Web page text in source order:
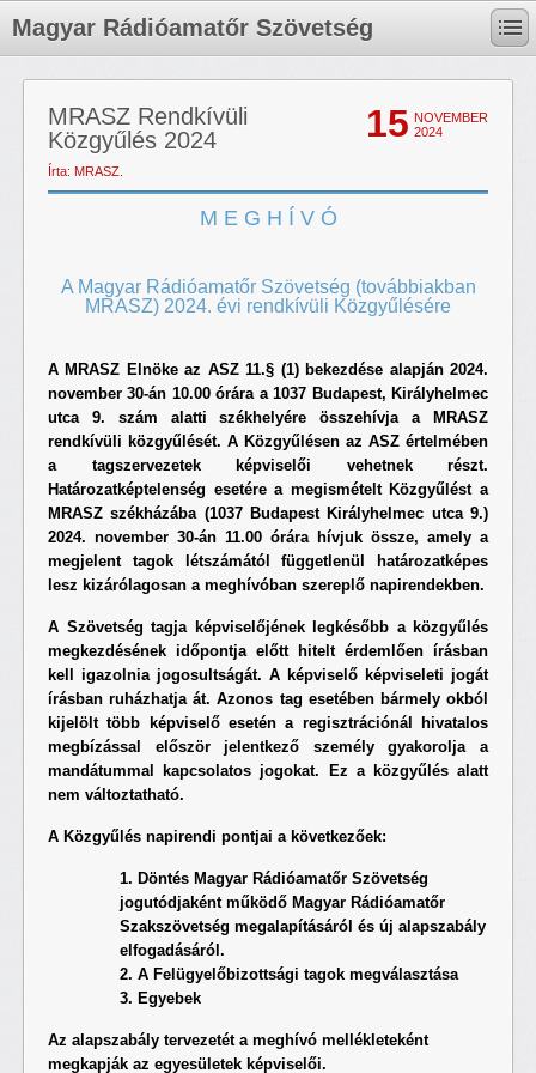
Magyar Rádióamatőr Szövetség
15 NOVEMBER
2024
MRASZ Rendkívüli
Közgyűlés 2024
Írta: MRASZ.
M E G H Í V Ó
A Magyar Rádióamatőr Szövetség (továbbiakban
MRASZ) 2024. évi rendkívüli Közgyűlésére
A MRASZ Elnöke az ASZ 11.§ (1) bekezdése alapján 2024.
november 30-án 10.00 órára a 1037 Budapest, Királyhelmec
utca 9. szám alatti székhelyére összehívja a MRASZ
rendkívüli közgyűlését. A Közgyűlésen az ASZ értelmében
a tagszervezetek képviselői vehetnek részt.
Határozatképtelenség esetére a megismételt Közgyűlést a
MRASZ székházába (1037 Budapest Királyhelmec utca 9.)
2024. november 30-án 11.00 órára hívjuk össze, amely a
megjelent tagok létszámától függetlenül határozatképes
lesz kizárólagosan a meghívóban szereplő napirendekben.
A Szövetség tagja képviselőjének legkésőbb a közgyűlés
megkezdésének időpontja előtt hitelt érdemlően írásban
kell igazolnia jogosultságát. A képviselő képviseleti jogát
írásban ruházhatja át. Azonos tag esetében bármely okból
kijelölt több képviselő esetén a regisztrációnál hivatalos
megbízással először jelentkező személy gyakorolja a
mandátummal kapcsolatos jogokat. Ez a közgyűlés alatt
nem változtatható.
A Közgyűlés napirendi pontjai a következőek:
1. Döntés Magyar Rádióamatőr Szövetség
jogutódjaként működő Magyar Rádióamatőr
Szakszövetség megalapításáról és új alapszabály
elfogadásáról.
2. A Felügyelőbizottsági tagok megválasztása
3. Egyebek
Az alapszabály tervezetét a meghívó mellékleteként
megkapják az egyesületek képviselői.